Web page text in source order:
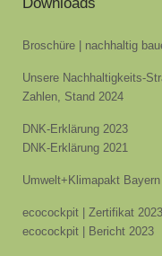
Broschüre | nachhaltig
Unsere Nachhaltigkeits-
Zahlen, Stand 2024
DNK-Erklärung 2023
DNK-Erklärung 2021
Umwelt+Klimapakt
ecocockpit | Zertifikat 2023
ecocockpit | Bericht 2023